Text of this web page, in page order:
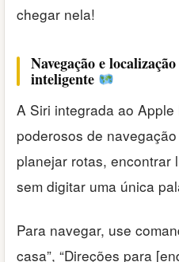
chegar nela!
Navegação e
inteligente
A Siri integrada ao
poderosos de
planejar rotas, encontrar
sem digitar uma única
Para navegar, use
casa”, “Direções para